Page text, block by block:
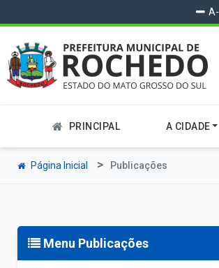
A-
PRINCIPAL A CIDADE
Página Inicial Publicações
Menu Publicações